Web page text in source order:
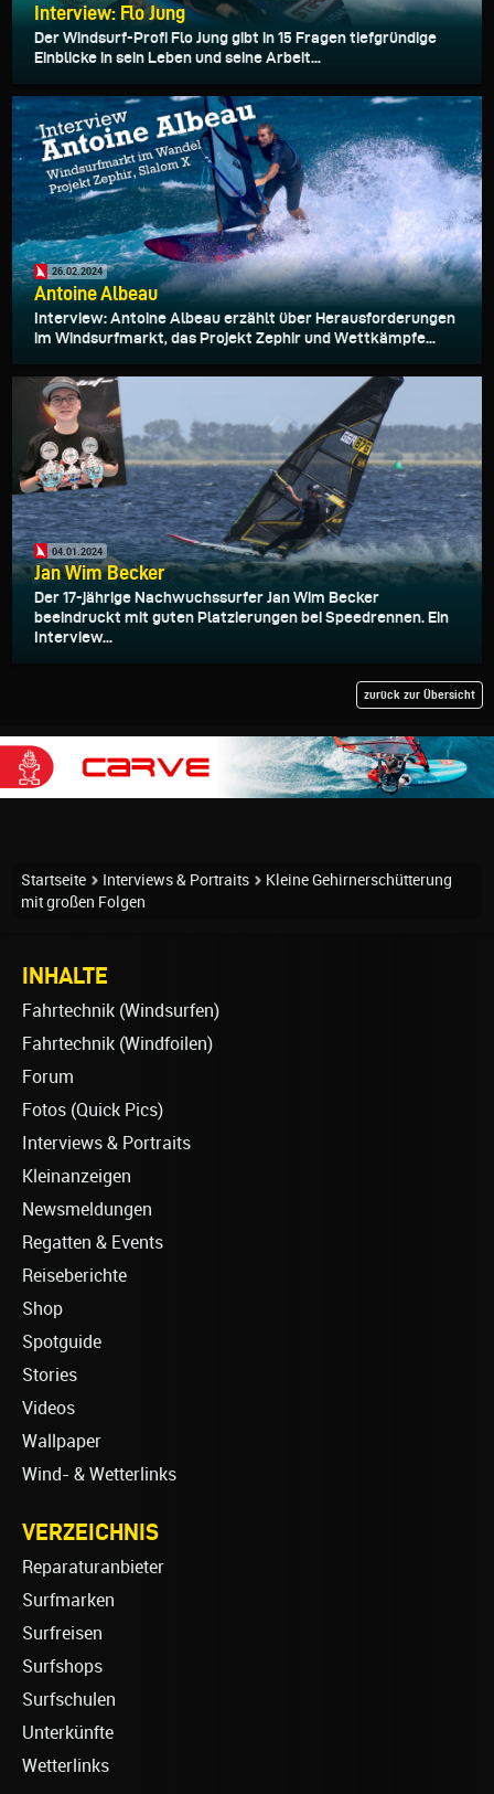
Interview: Flo Jung
Der Windsurf-Profi Flo Jung gibt in 15 Fragen tiefgründige
Einblicke in sein Leben und seine Arbeit...
26.02.2024
Antoine Albeau
Interview: Antoine Albeau erzählt über Herausforderungen
im Windsurfmarkt, das Projekt Zephir und Wettkämpfe...
04.01.2024
Jan Wim Becker
Der 17-jährige Nachwuchssurfer Jan Wim Becker
beeindruckt mit guten Platzierungen bei Speedrennen. Ein
Interview...
zurück zur Übersicht
Startseite Interviews & Portraits
Kleine Gehirnerschütterung
mit großen Folgen
INHALTE
Fahrtechnik (Windsurfen)
Fahrtechnik (Windfoilen)
Forum
Fotos (Quick Pics)
Interviews & Portraits
Kleinanzeigen
Newsmeldungen
Regatten & Events
Reiseberichte
Shop
Spotguide
Stories
Videos
Wallpaper
Wind- & Wetterlinks
VERZEICHNIS
Reparaturanbieter
Surfmarken
Surfreisen
Surfshops
Surfschulen
Unterkünfte
Wetterlinks